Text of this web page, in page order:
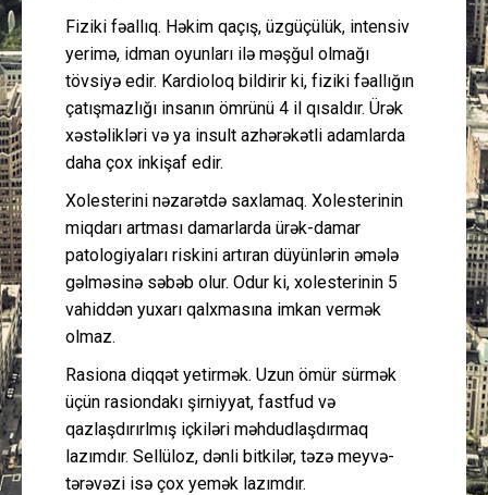
Əlaqə
Fiziki fəallıq. Həkim qaçış, üzgüçülük, intensiv
yerimə, idman oyunları ilə məşğul olmağı
tövsiyə edir. Kardioloq bildirir ki, fiziki fəallığın
çatışmazlığı insanın ömrünü 4 il qısaldır. Ürək
xəstəlikləri və ya insult azhərəkətli adamlarda
daha çox inkişaf edir.
Xolesterini nəzarətdə saxlamaq. Xolesterinin
miqdarı artması damarlarda ürək-damar
patologiyaları riskini artıran düyünlərin əmələ
gəlməsinə səbəb olur. Odur ki, xolesterinin 5
vahiddən yuxarı qalxmasına imkan vermək
olmaz.
Rasiona diqqət yetirmək. Uzun ömür sürmək
üçün rasiondakı şirniyyat, fastfud və
qazlaşdırırlmış içkiləri məhdudlaşdırmaq
lazımdır. Sellüloz, dənli bitkilər, təzə meyvə-
tərəvəzi isə çox yemək lazımdır.